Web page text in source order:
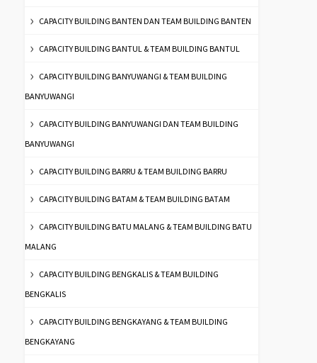
CAPACITY BUILDING BANTEN DAN TEAM BUILDING BANTEN
CAPACITY BUILDING BANTUL & TEAM BUILDING BANTUL
CAPACITY BUILDING BANYUWANGI & TEAM BUILDING
BANYUWANGI
CAPACITY BUILDING BANYUWANGI DAN TEAM BUILDING
BANYUWANGI
CAPACITY BUILDING BARRU & TEAM BUILDING BARRU
CAPACITY BUILDING BATAM & TEAM BUILDING BATAM
CAPACITY BUILDING BATU MALANG & TEAM BUILDING BATU
MALANG
CAPACITY BUILDING BENGKALIS & TEAM BUILDING
BENGKALIS
CAPACITY BUILDING BENGKAYANG & TEAM BUILDING
BENGKAYANG